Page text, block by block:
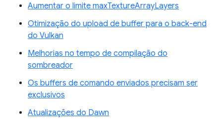
Aumentar o limite maxTextureArrayLayers
Otimização do upload de buffer para o back-end
do Vulkan
Melhorias no tempo de compilação do
sombreador
Os buffers de comando enviados precisam ser
exclusivos
Atualizações do Dawn